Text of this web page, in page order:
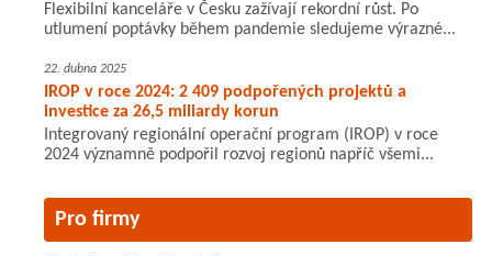
Flexibilní kanceláře v Česku zažívají rekordní růst. Po
utlumení poptávky během pandemie sledujeme výrazné...
22. dubna 2025
IROP v roce 2024: 2 409 podpořených projektů a
investice za 26,5 miliardy korun
Integrovaný regionální operační program (IROP) v roce
2024 významně podpořil rozvoj regionů napříč všemi...
Pro firmy